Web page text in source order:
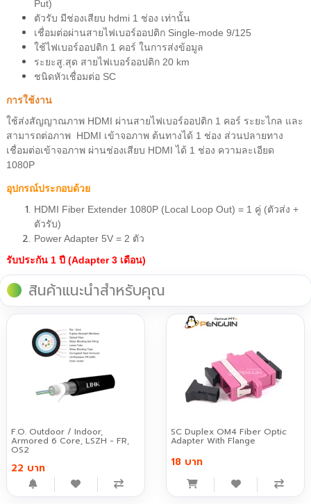
Put)
ตัวรับ มีช่องเสียบ hdmi 1 ช่อง เท่านั้น
เชื่อมต่อผ่านสายไฟเบอร์ออปติก Single-mode 9/125
ใช้ไฟเบอร์ออปติก 1 คอร์ ในการส่งข้อมูล
ระยะสู.สุด สายไฟเบอร์ออปติก 20 km
ชนิดหัวเชื่อมต่อ SC
การใช้งาน
ใช้ส่งสัญญาณภาพ HDMI ผ่านสายไฟเบอร์ออปติก 1 คอร์ ระยะไกล และ
สามารถต่อภาพ HDMI เข้าจอภาพ ต้นทางได้ 1 ช่อง ส่วนปลายทาง
เชื่อมต่อเข้าจอภาพ ผ่านช่องเสียบ HDMI ได้ 1 ช่อง ความละเอียด
1080P
อุปกรณ์ประกอบด้วย
HDMI Fiber Extender 1080P (Local Loop Out) = 1 คู่ (ตัวส่ง +
ตัวรับ)
Power Adapter 5V = 2 ตัว
รับประกัน 1 ปี (Adapter 3 เดือน)
สินค้าแนะนำสำหรับคุณ
F.O. Outdoor / Indoor,
Armored 6 Core, LSZH - FR,
OS2
22 บาท
SC Duplex OM4 Fiber Optic
Adapter With Flange
18 บาท